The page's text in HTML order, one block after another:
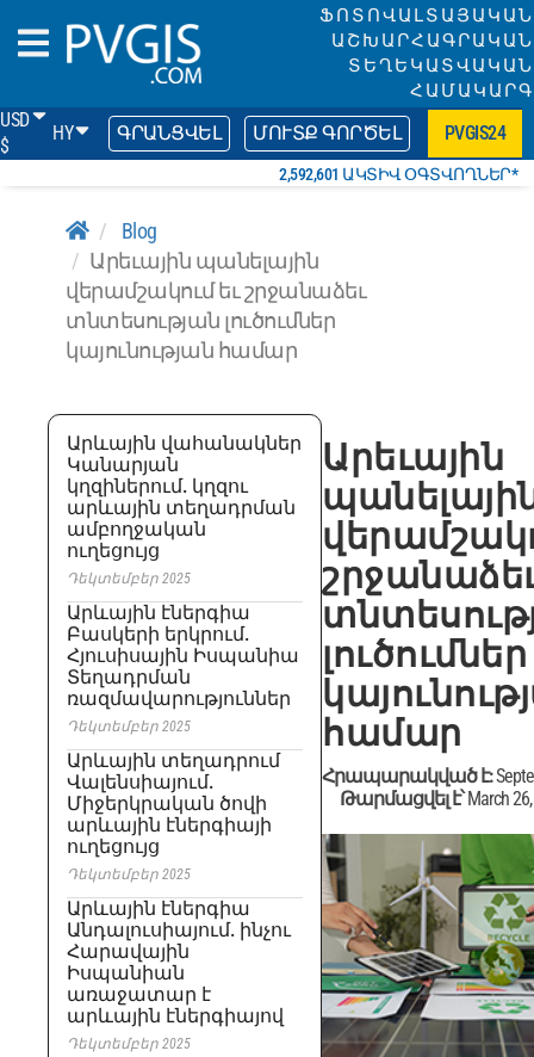
ՖՈՏՈՎԱԼՏԱՅԱԿԱՆ
ԱՇԽԱՐՀԱԳՐԱԿԱՆ
ՏԵՂԵԿԱՏՎԱԿԱՆ
ՀԱՄԱԿԱՐԳ
USD
$
HY ԳՐԱՆՑՎԵԼ ՄՈՒՏՔ ԳՈՐԾԵԼ PVGIS24
2,592,601 ԱԿՏԻՎ ՕԳՏՎՈՂՆԵՐ*
Blog
Արեւային պանելային
վերամշակում եւ շրջանաձեւ
տնտեսության լուծումներ
կայունության համար
Արևային վահանակներ
Կանարյան
կղզիներում. կղզու
արևային տեղադրման
ամբողջական
ուղեցույց
Դեկտեմբեր 2025
Արևային էներգիա
Բասկերի երկրում.
Հյուսիսային Իսպանիա
Տեղադրման
ռազմավարություններ
Դեկտեմբեր 2025
Արևային տեղադրում
Վալենսիայում.
Միջերկրական ծովի
արևային էներգիայի
ուղեցույց
Դեկտեմբեր 2025
Արևային էներգիա
Անդալուսիայում. ինչու
Հարավային
Իսպանիան
առաջատար է
արևային էներգիայով
Դեկտեմբեր 2025
Արեւային
լուծումներ
համար
Հրապարակված է:
Թարմացվել է՝ March